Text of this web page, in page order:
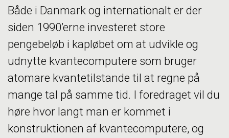
Både i Danmark og internationalt er der
siden 1990’erne investeret store
pengebeløb i kapløbet om at udvikle og
udnytte kvantecomputere som bruger
atomare kvantetilstande til at regne på
mange tal på samme tid. I foredraget vil du
høre hvor langt man er kommet i
konstruktionen af kvantecomputere, og